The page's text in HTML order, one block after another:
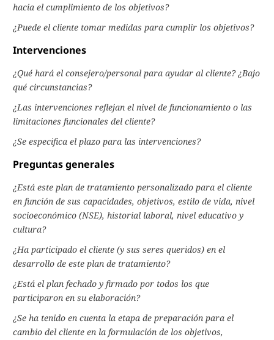
hacia el cumplimiento de los objetivos?
¿Puede el cliente tomar medidas para cumplir los objetivos?
Intervenciones
¿Qué hará el consejero/personal para ayudar al cliente? ¿Bajo
qué circunstancias?
¿Las intervenciones reflejan el nivel de funcionamiento o las
limitaciones funcionales del cliente?
¿Se especifica el plazo para las intervenciones?
Preguntas generales
¿Está este plan de tratamiento personalizado para el cliente
en función de sus capacidades, objetivos, estilo de vida, nivel
socioeconómico (NSE), historial laboral, nivel educativo y
cultura?
¿Ha participado el cliente (y sus seres queridos) en el
desarrollo de este plan de tratamiento?
¿Está el plan fechado y firmado por todos los que
participaron en su elaboración?
¿Se ha tenido en cuenta la etapa de preparación para el
cambio del cliente en la formulación de los objetivos,